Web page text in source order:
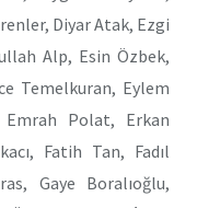
Diyar Atak, Ezgi
Alp, Esin Özbek,
Temelkuran, Eylem
Polat, Erkan
Fatih Tan, Fadıl
Gaye Boralıoğlu,